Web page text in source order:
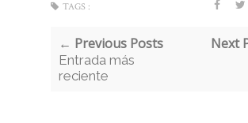
TAGS :
← Previous Posts
Entrada más
reciente
Next